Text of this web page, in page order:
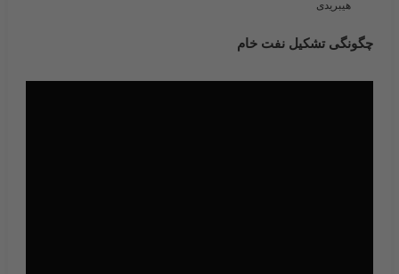
هیبریدی
چگونگی تشکیل نفت خام